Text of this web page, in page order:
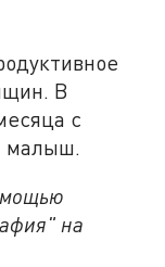
В
с
малыш.
на